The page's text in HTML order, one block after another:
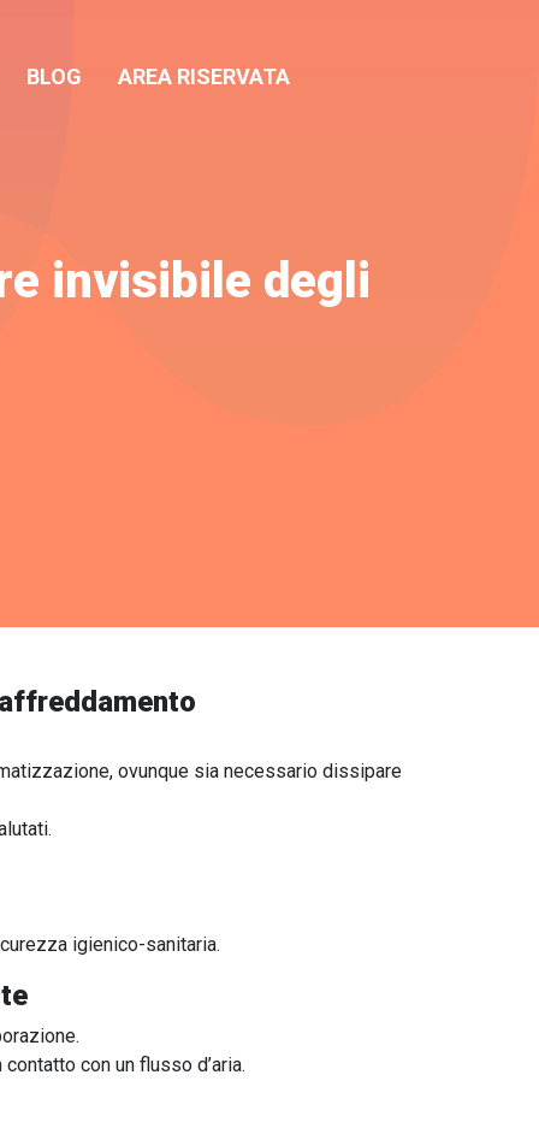
BLOG AREA RISERVATA
invisibile degli
ovunque sia necessario dissipare
igienico-sanitaria.
con un flusso d’aria.